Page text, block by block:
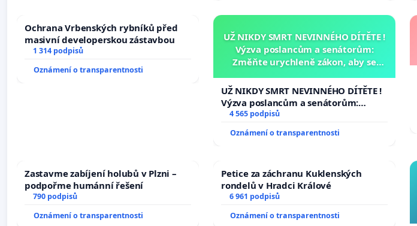
Ochrana Vrbenských rybníků před
masivní developerskou zástavbou
1 314 podpisů
Oznámení o transparentnosti
UŽ NIKDY SMRT NEVINNÉHO DÍTĚTE !
Výzva poslancům a senátorům:
Změňte urychleně zákon, aby se
opakovat!
UŽ NIKDY SMRT NEVINNÉHO DÍTĚTE !
Výzva poslancům a senátorům:
Změňte urychleně zákon, aby se
tragédie malé Viktorky už nemohla
opakovat!
4 565 podpisů
Oznámení o transparentnosti
Zastavme zabíjení holubů v Plzni –
podpořme humánní řešení
790 podpisů
Oznámení o transparentnosti
Petice za záchranu Kuklenských
rondelů v Hradci Králové
6 961 podpisů
Oznámení o transparentnosti